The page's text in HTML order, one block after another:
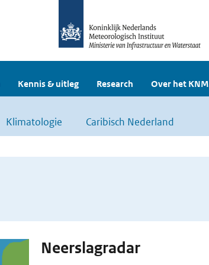
Kennis & uitleg Research Over het
Klimatologie Caribisch Nederland
Neerslagradar